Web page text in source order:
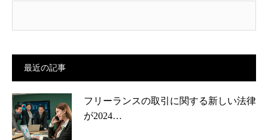
最近の記事
フリーランスの取引に関する新しい法律
が2024…